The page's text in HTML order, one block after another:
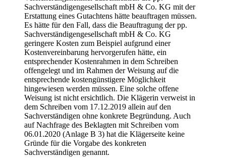
Sachverständigengesellschaft mbH & Co. KG mit der
Erstattung eines Gutachtens hätte beauftragen müssen.
Es hätte für den Fall, dass die Beauftragung der pp.
Sachverständigengesellschaft mbH & Co. KG
geringere Kosten zum Beispiel aufgrund einer
Kostenvereinbarung hervorgerufen hätte, ein
entsprechender Kostenrahmen in dem Schreiben
offengelegt und im Rahmen der Weisung auf die
entsprechende kostengünstigere Möglichkeit
hingewiesen werden müssen. Eine solche offene
Weisung ist nicht ersichtlich. Die Klägerin verweist in
dem Schreiben vom 17.12.2019 allein auf den
Sachverständigen ohne konkrete Begründung. Auch
auf Nachfrage des Beklagten mit Schreiben vom
06.01.2020 (Anlage B 3) hat die Klägerseite keine
Gründe für die Vorgabe des konkreten
Sachverständigen genannt.